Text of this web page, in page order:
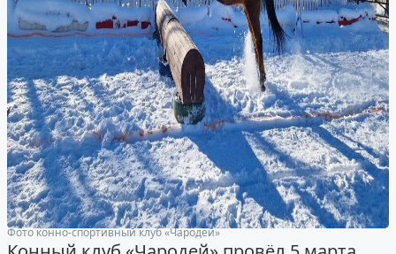
Фото конно-спортивный клуб «Чародей»